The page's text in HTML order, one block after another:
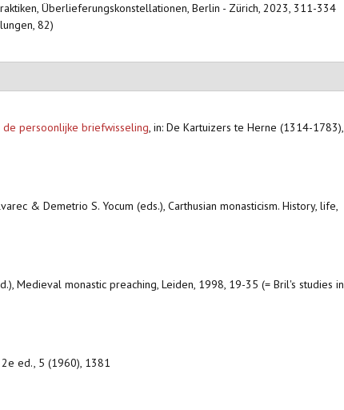
Überlieferungskonstellationen, Berlin - Zürich, 2023, 311-334
82)
persoonlijke briefwisseling, in: De Kartuizers te Herne (1314-1783),
& Demetrio S. Yocum (eds.), Carthusian monasticism. History, life,
Medieval monastic preaching, Leiden, 1998, 19-35 (= Bril's studies in
ed., 5 (1960), 1381